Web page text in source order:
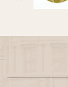
:::